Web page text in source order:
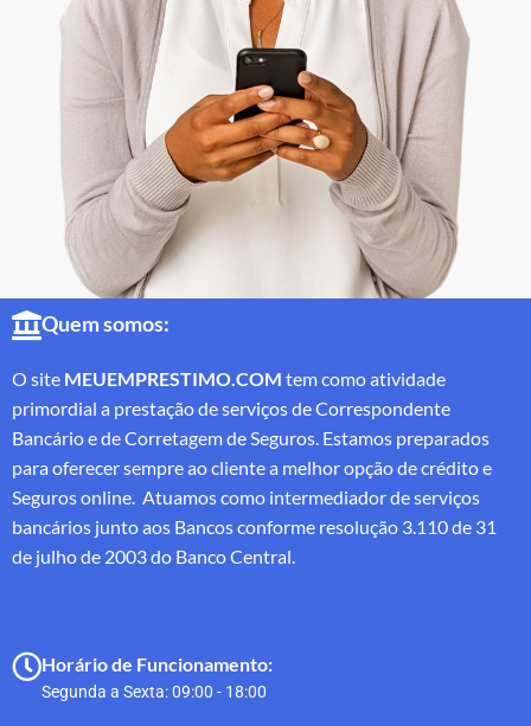
Quem somos:
O site MEUEMPRESTIMO.COM tem como atividade
primordial a prestação de serviços de Correspondente
Bancário e de Corretagem de Seguros. Estamos preparados
para oferecer sempre ao cliente a melhor opção de crédito e
Seguros online. Atuamos como intermediador de serviços
bancários junto aos Bancos conforme resolução 3.110 de 31
de julho de 2003 do Banco Central.
Horário de Funcionamento:
Segunda a Sexta: 09:00 - 18:00